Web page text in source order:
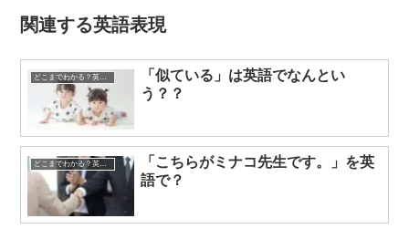
関連する英語表現
どこまでわかる？英語表現クイズ
「似ている」は英語でなんとい
う？？
どこまでわかる？英語表現クイズ
「こちらがミナコ先生です。」を英
語で？